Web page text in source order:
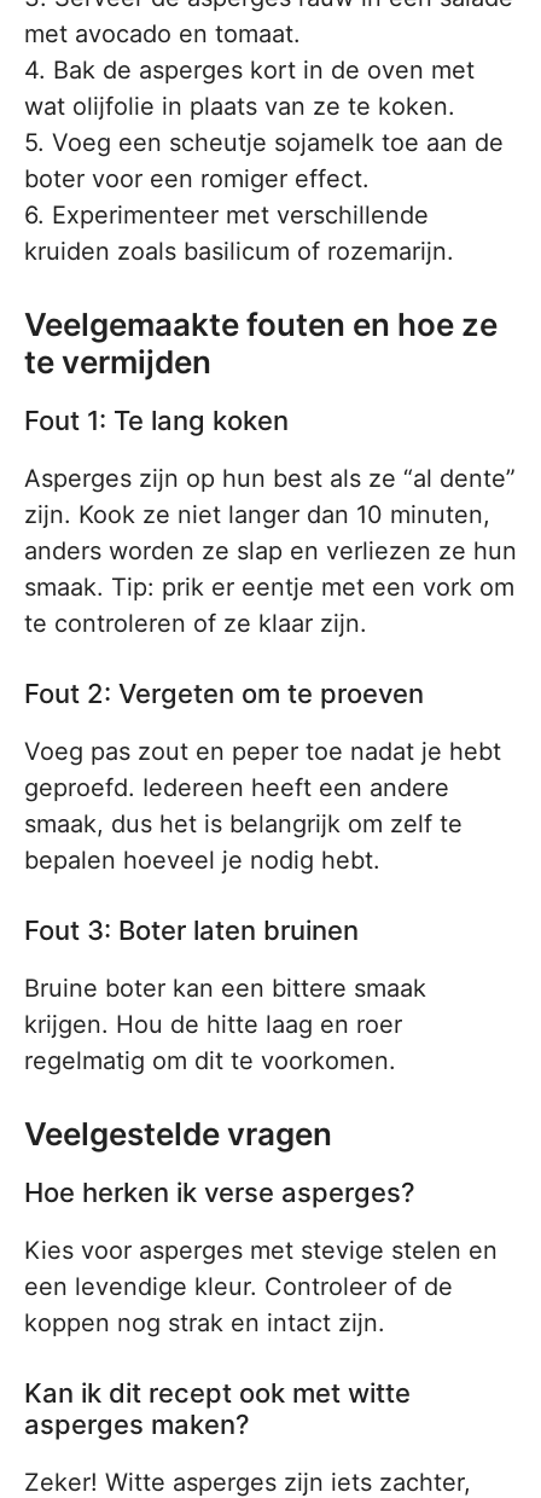
met avocado en tomaat.
4. Bak de asperges kort in de oven met
wat olijfolie in plaats van ze te koken.
5. Voeg een scheutje sojamelk toe aan de
boter voor een romiger effect.
6. Experimenteer met verschillende
kruiden zoals basilicum of rozemarijn.
Veelgemaakte fouten en hoe ze
te vermijden
Fout 1: Te lang koken
Asperges zijn op hun best als ze “al dente”
zijn. Kook ze niet langer dan 10 minuten,
anders worden ze slap en verliezen ze hun
smaak. Tip: prik er eentje met een vork om
te controleren of ze klaar zijn.
Fout 2: Vergeten om te proeven
Voeg pas zout en peper toe nadat je hebt
geproefd. Iedereen heeft een andere
smaak, dus het is belangrijk om zelf te
bepalen hoeveel je nodig hebt.
Fout 3: Boter laten bruinen
Bruine boter kan een bittere smaak
krijgen. Hou de hitte laag en roer
regelmatig om dit te voorkomen.
Veelgestelde vragen
Hoe herken ik verse asperges?
Kies voor asperges met stevige stelen en
een levendige kleur. Controleer of de
koppen nog strak en intact zijn.
Kan ik dit recept ook met witte
asperges maken?
Zeker! Witte asperges zijn iets zachter,